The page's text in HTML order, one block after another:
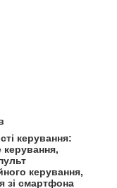
керування:
керування,
керування,
зі смартфона